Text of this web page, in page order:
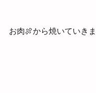
お肉🍖から焼いていき